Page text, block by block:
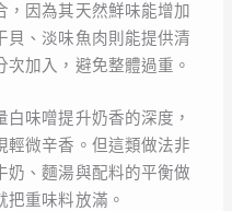
，因為其天然鮮味能增加
貝、淡味魚肉則能提供清
加入，避免整體過重。
味噌提升奶香的深度，
輕微辛香。但這類做法非
奶、麵湯與配料的平衡做
重味料放滿。